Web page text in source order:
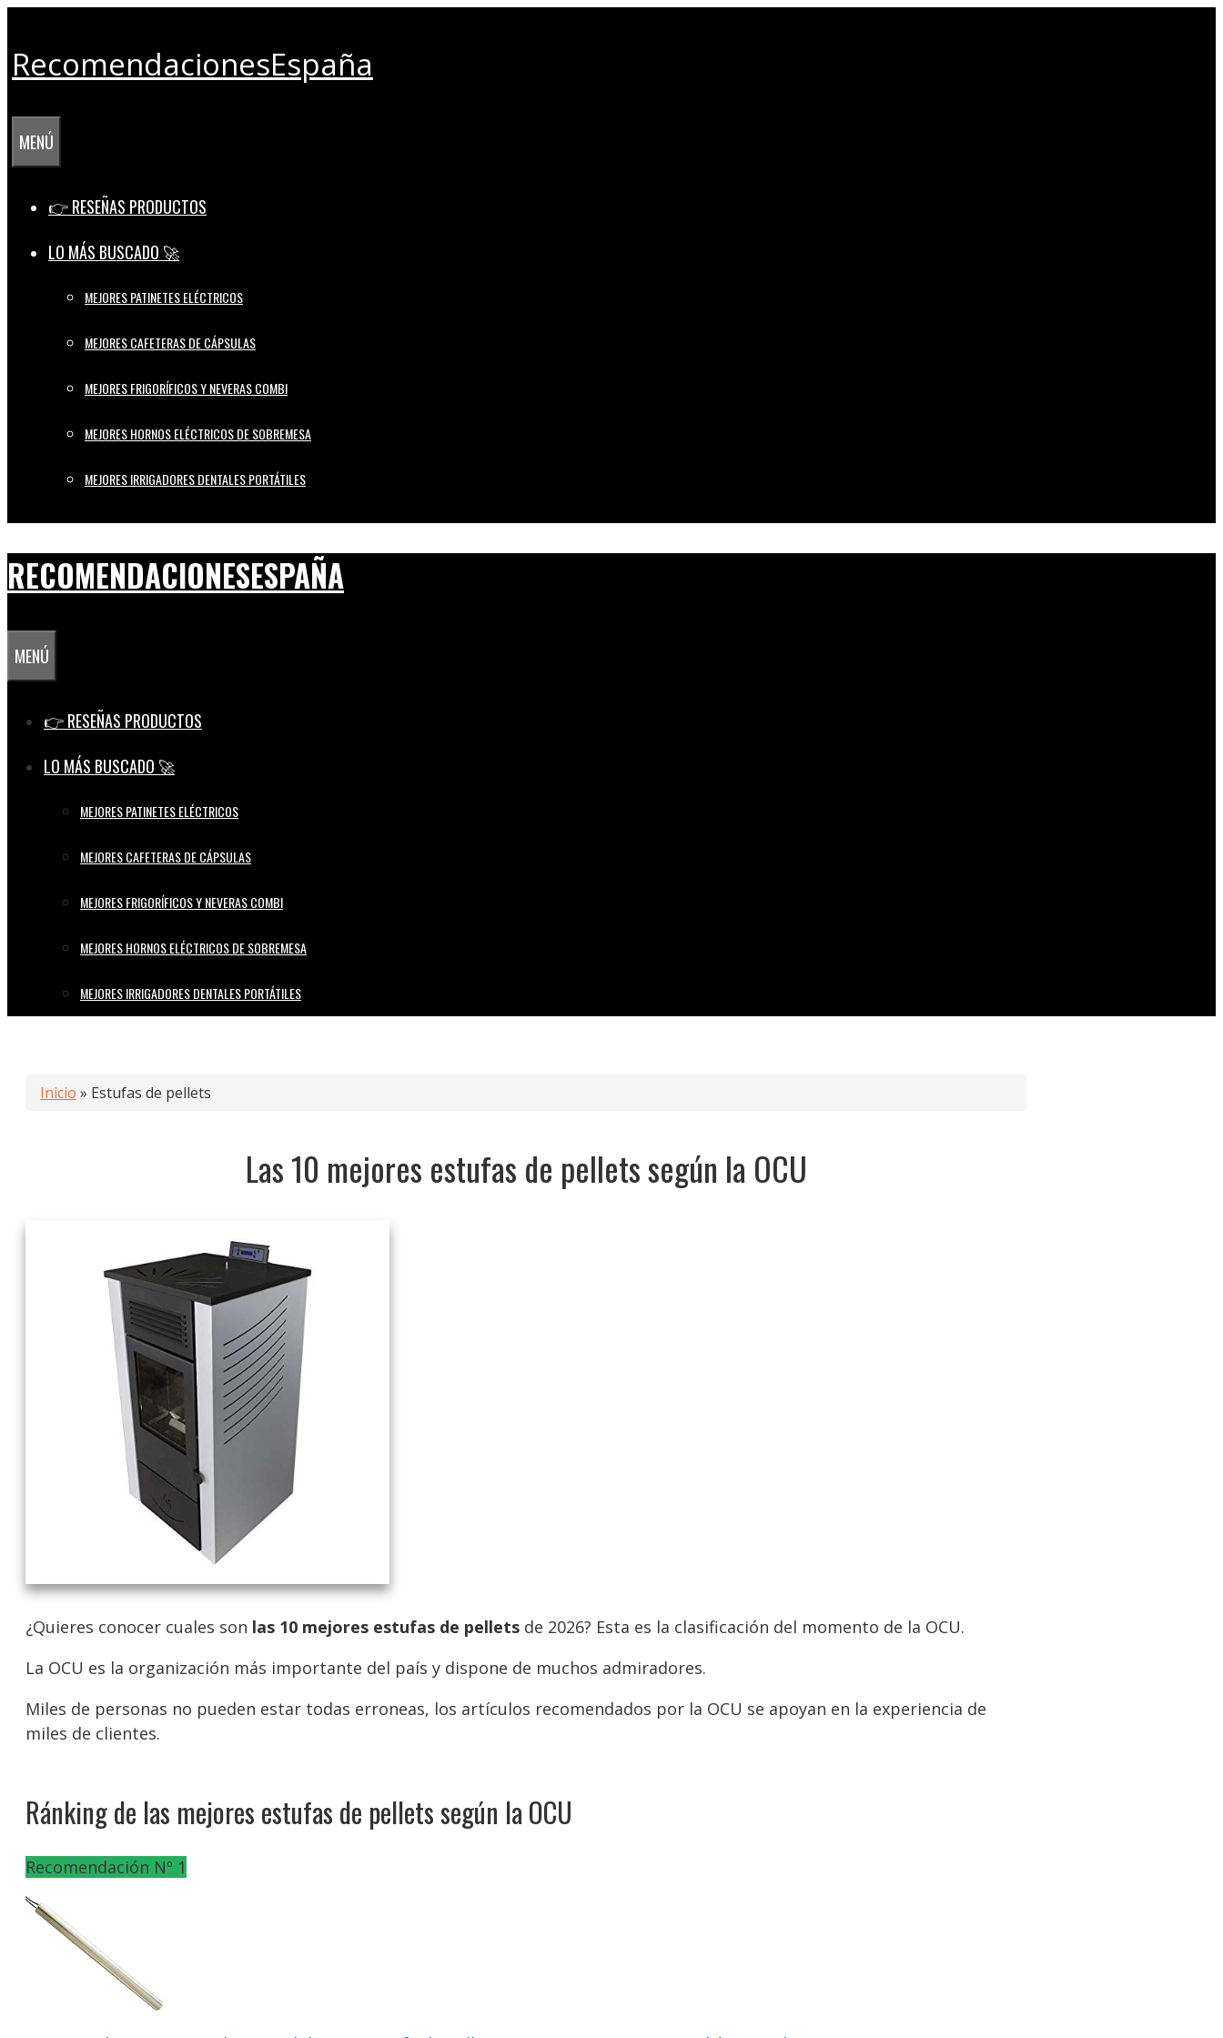
contenido
RecomendacionesEspaña
MENÚ
👉 RESEÑAS PRODUCTOS
LO MÁS BUSCADO 🚀
MEJORES PATINETES ELÉCTRICOS
MEJORES CAFETERAS DE CÁPSULAS
MEJORES FRIGORÍFICOS Y NEVERAS COMBI
MEJORES HORNOS ELÉCTRICOS DE SOBREMESA
MEJORES IRRIGADORES DENTALES PORTÁTILES
RECOMENDACIONESESPAÑA
MENÚ
👉 RESEÑAS PRODUCTOS
LO MÁS BUSCADO 🚀
MEJORES PATINETES ELÉCTRICOS
MEJORES CAFETERAS DE CÁPSULAS
MEJORES FRIGORÍFICOS Y NEVERAS COMBI
MEJORES HORNOS ELÉCTRICOS DE SOBREMESA
MEJORES IRRIGADORES DENTALES PORTÁTILES
Inicio » Estufas de pellets
Las 10 mejores estufas de pellets según la OCU
¿Quieres conocer cuales son las 10 mejores estufas de pellets de 2026? Esta es la clasificación del momento de la OCU.
La OCU es la organización más importante del país y dispone de muchos admiradores.
Miles de personas no pueden estar todas erroneas, los artículos recomendados por la OCU se apoyan en la experiencia de
miles de clientes.
Ránking de las mejores estufas de pellets según la OCU
Recomendación Nº 1